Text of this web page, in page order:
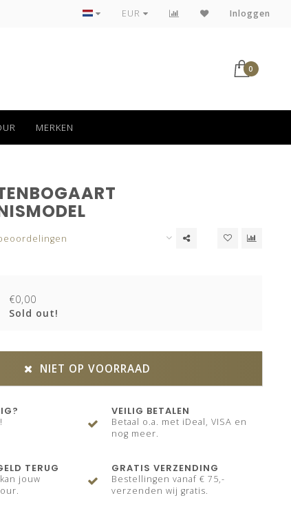
Veilig betalen via iDeal
EUR Inloggen
0
MERKEN
€0,00
Sold out!
NIET OP VOORRAAD
VEILIG BETALEN
Betaal o.a. met iDeal, VISA en
nog meer.
TERUG
jouw
GRATIS VERZENDING
Bestellingen vanaf € 75,-
verzenden wij gratis.